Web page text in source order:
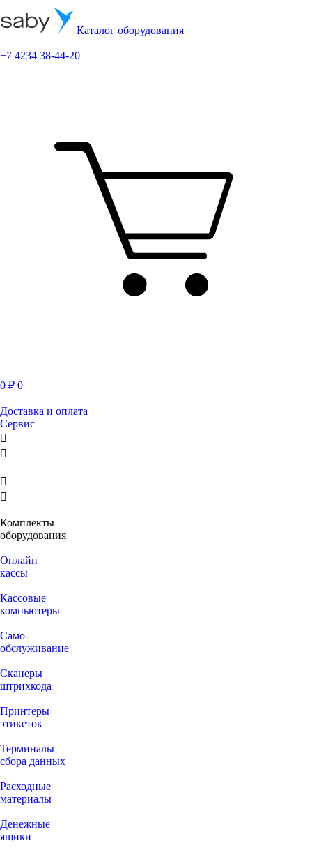
Каталог оборудования
+7 4234 38-44-20
0 ₽ 0
Доставка и оплата
Сервис
Комплекты
оборудования
Онлайн
кассы
Кассовые
компьютеры
Само-
обслуживание
Сканеры
штрихкода
Принтеры
этикеток
Терминалы
сбора данных
Расходные
материалы
Денежные
ящики